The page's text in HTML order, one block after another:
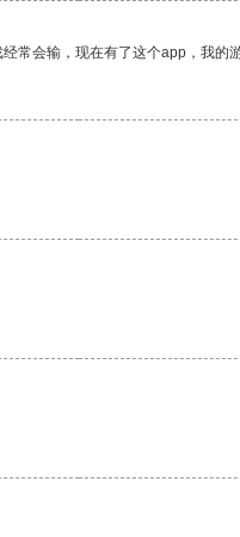
常会输，现在有了这个app，我的